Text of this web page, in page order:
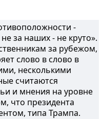
-
за наших - не круто».
за рубежом,
слово в слово в
несколькими
считаются
и мнения на уровне
что президента
типа Трампа.